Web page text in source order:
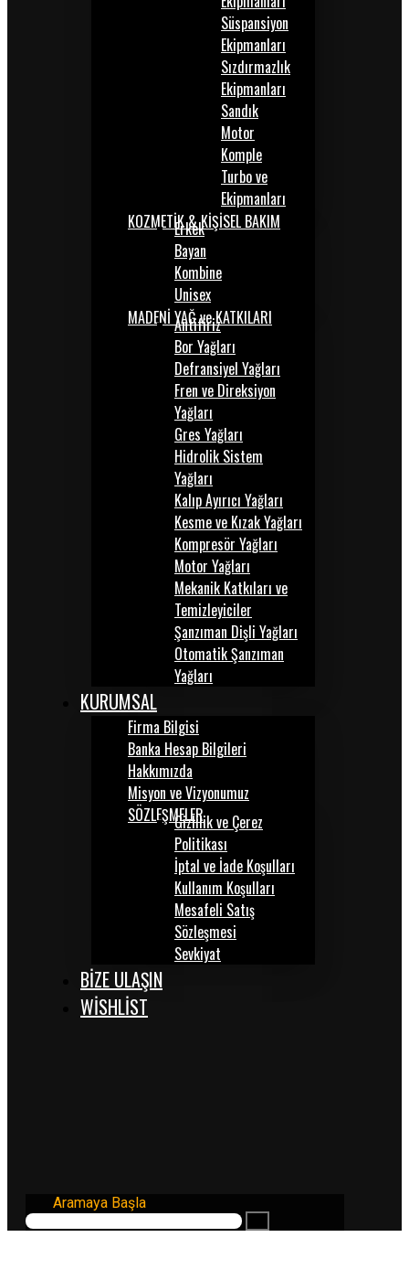
Süspansiyon
Ekipmanları
Sızdırmazlık
Ekipmanları
Sandık
Motor
Komple
Turbo ve
Ekipmanları
KOZMETİK & KİŞİSEL BAKIM
Erkek
Bayan
Kombine
Unisex
MADENİ YAĞ ve KATKILARI
Antifiriz
Bor Yağları
Defransiyel Yağları
Fren ve Direksiyon
Yağları
Gres Yağları
Hidrolik Sistem
Yağları
Kalıp Ayırıcı Yağları
Kesme ve Kızak Yağları
Kompresör Yağları
Motor Yağları
Mekanik Katkıları ve
Temizleyiciler
Şanzıman Dişli Yağları
Otomatik Şanzıman
Yağları
KURUMSAL
Firma Bilgisi
Banka Hesap Bilgileri
Hakkımızda
Misyon ve Vizyonumuz
SÖZLEŞMELERGizlilik ve Çerez
Politikası
İptal ve İade Koşulları
Kullanım Koşulları
Mesafeli Satış
Sözleşmesi
Sevkiyat
BİZE ULAŞIN
WISHLIST
Aramaya Başla